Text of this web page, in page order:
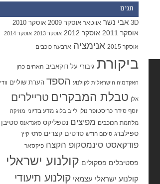
תגים
3D אבי נשר אווטאר אוסקר 2009 אוסקר 2010
אוסקר 2011 אוסקר 2012 אוסקר 2013 אוסקר 2014
אוסקר 2015 אנימציה ארבעה כוכבים
ביקורת גיבורי על דוקאביב האחים כהן
האקדמיה הישראלית לקולנוע הספד הערת שוליים וודי
אלן טבלת המבקרים טריילרים
יוסף סידר כריסטופר נולן לייב בלוג מדע בדיוני מוזיקה
מלחמת הכוכבים מפיצים נטפליקס סאנדאנס סטיבן
ספילברג סיכום חודש סרטים קצרים סרטי קיץ
פודקאסט סינמסקופ הקצה פיקסאר
פסטיבלים פסקולים קולנוע ישראלי
קולנוע ישראלי עצמאי קולנוע תיעודי